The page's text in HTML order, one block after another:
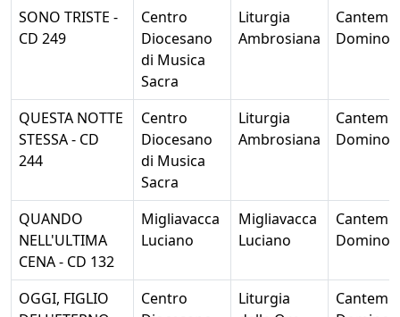
SONO TRISTE -
CD 249
Centro
Diocesano
di Musica
Sacra
Liturgia
Ambrosiana
Domino
QUESTA NOTTE
STESSA - CD
244
Centro
Diocesano
di Musica
Sacra
Liturgia
Ambrosiana
Domino
QUANDO
NELL'ULTIMA
CENA - CD 132
Migliavacca
Luciano
Migliavacca
Luciano
Domino
OGGI, FIGLIO
Centro
Liturgia